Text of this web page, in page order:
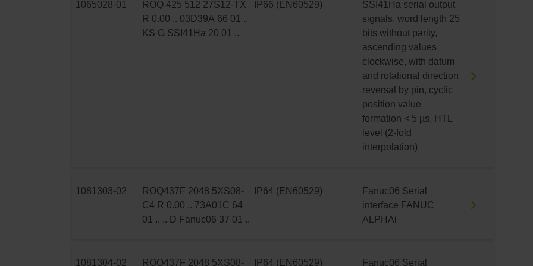
1065028-01
ROQ 425 512 27S12-TX
R 0.00 .. 03D39A 66 01 ..
KS G SSI41Ha 20 01 ..
IP66 (EN60529)
SSI41Ha serial output
signals, word length 25
bits without parity,
ascending values
clockwise, with datum
and rotational direction
reversal by pin, cyclic
position value
formation < 5 µs, HTL
level (2-fold
interpolation)
1081303-02
ROQ437F 2048 5XS08-
C4 R 0.00 .. 73A01C 64
01 .. .. D Fanuc06 37 01 ..
IP64 (EN60529)
Fanuc06 Serial
interface FANUC
ALPHAi
1081304-02 ROQ437F 2048 5XS08- IP64 (EN60529) Fanuc06 Serial